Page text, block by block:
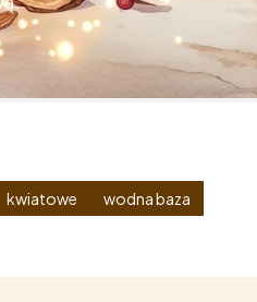
kwiatowe wodna baza